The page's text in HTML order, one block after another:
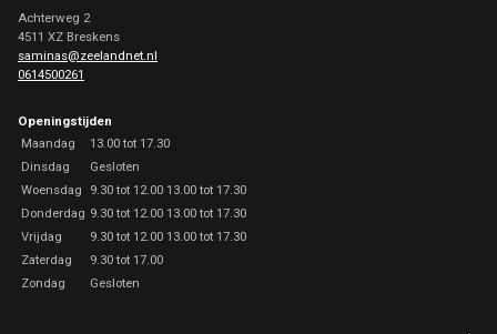
Achterweg 2
4511 XZ Breskens
saminas@zeelandnet.nl
0614500261
Openingstijden
Maandag
13.00 tot 17.30
Dinsdag
Gesloten
Woensdag
9.30 tot 12.00 13.00 tot 17.30
Donderdag 9.30 tot 12.00 13.00 tot 17.30
Vrijdag
9.30 tot 12.00 13.00 tot 17.30
Zaterdag
9.30 tot 17.00
Zondag
Gesloten